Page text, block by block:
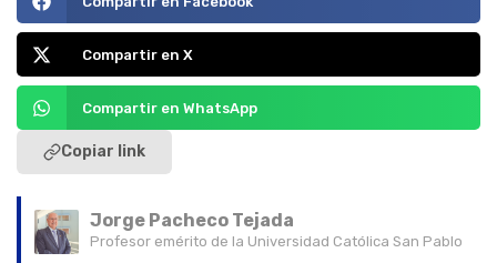
Compartir en X
Compartir en WhatsApp
Copiar link
Jorge Pacheco Tejada
Profesor emérito de la Universidad Católica San Pablo